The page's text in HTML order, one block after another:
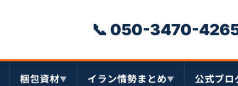
📞 050-3470-
梱包資材▼ イラン情勢まとめ▼ 公式ブロ